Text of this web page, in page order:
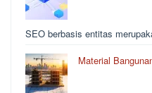
SEO berbasis entitas
Material